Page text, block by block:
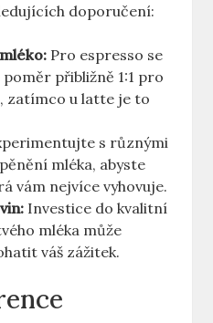
doporučení:
Pro espresso se
přibližně 1:1 pro
zatímco u latte je to
s různými
mléka, abyste
vám nejvíce vyhovuje.
Investice do kvalitní
mléka může
váš zážitek.